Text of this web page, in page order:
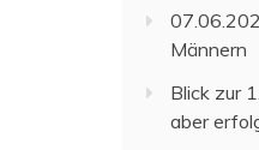
Männern
Blick zur
aber